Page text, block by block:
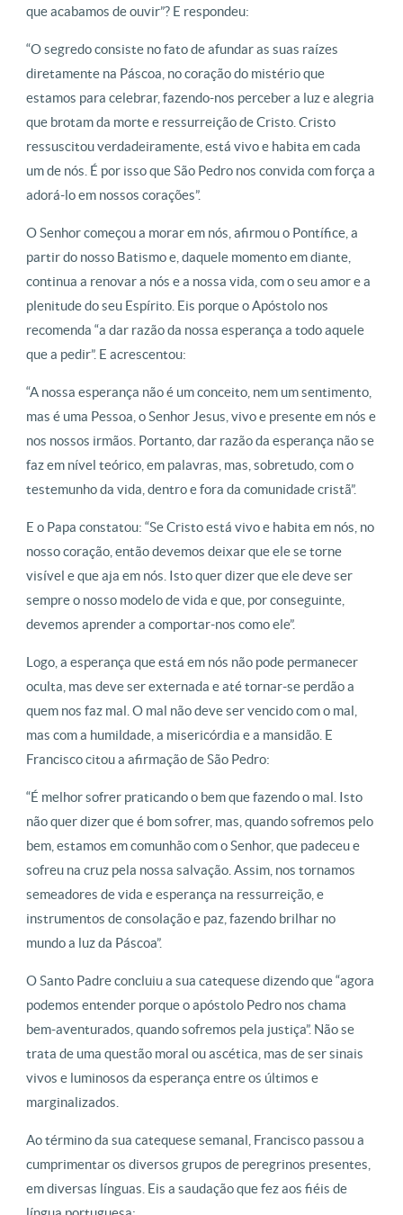
que acabamos de ouvir”? E respondeu:
“O segredo consiste no fato de afundar as suas raízes
diretamente na Páscoa, no coração do mistério que
estamos para celebrar, fazendo-nos perceber a luz e alegria
que brotam da morte e ressurreição de Cristo. Cristo
ressuscitou verdadeiramente, está vivo e habita em cada
um de nós. É por isso que São Pedro nos convida com força a
adorá-lo em nossos corações”.
O Senhor começou a morar em nós, afirmou o Pontífice, a
partir do nosso Batismo e, daquele momento em diante,
continua a renovar a nós e a nossa vida, com o seu amor e a
plenitude do seu Espírito. Eis porque o Apóstolo nos
recomenda “a dar razão da nossa esperança a todo aquele
que a pedir”. E acrescentou:
“A nossa esperança não é um conceito, nem um sentimento,
mas é uma Pessoa, o Senhor Jesus, vivo e presente em nós e
nos nossos irmãos. Portanto, dar razão da esperança não se
faz em nível teórico, em palavras, mas, sobretudo, com o
testemunho da vida, dentro e fora da comunidade cristã”.
E o Papa constatou: “Se Cristo está vivo e habita em nós, no
nosso coração, então devemos deixar que ele se torne
visível e que aja em nós. Isto quer dizer que ele deve ser
sempre o nosso modelo de vida e que, por conseguinte,
devemos aprender a comportar-nos como ele”.
Logo, a esperança que está em nós não pode permanecer
oculta, mas deve ser externada e até tornar-se perdão a
quem nos faz mal. O mal não deve ser vencido com o mal,
mas com a humildade, a misericórdia e a mansidão. E
Francisco citou a afirmação de São Pedro:
“É melhor sofrer praticando o bem que fazendo o mal. Isto
não quer dizer que é bom sofrer, mas, quando sofremos pelo
bem, estamos em comunhão com o Senhor, que padeceu e
sofreu na cruz pela nossa salvação. Assim, nos tornamos
semeadores de vida e esperança na ressurreição, e
instrumentos de consolação e paz, fazendo brilhar no
mundo a luz da Páscoa”.
O Santo Padre concluiu a sua catequese dizendo que “agora
podemos entender porque o apóstolo Pedro nos chama
bem-aventurados, quando sofremos pela justiça”. Não se
trata de uma questão moral ou ascética, mas de ser sinais
vivos e luminosos da esperança entre os últimos e
marginalizados.
Ao término da sua catequese semanal, Francisco passou a
cumprimentar os diversos grupos de peregrinos presentes,
em diversas línguas. Eis a saudação que fez aos fiéis de